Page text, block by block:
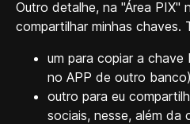
Outro detalhe, na "Área PIX"
compartilhar minhas chaves.
um para copiar a chave
no APP de outro
outro para eu
sociais, nesse, além da